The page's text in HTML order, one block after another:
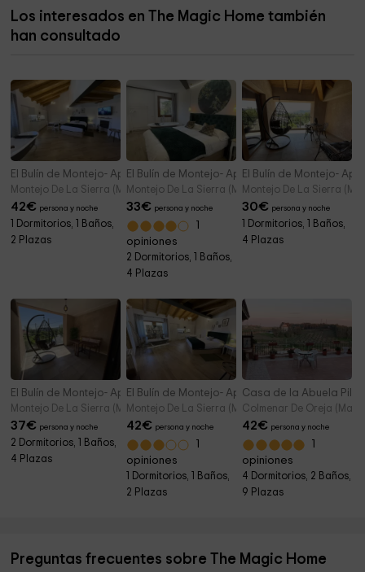
Ayuntamiento de El Boalo
Los interesados en The Magic Home también
han consultado
El Bulín de Montejo- Apartamento Biosfera
Montejo De La Sierra (Madrid)
42€ persona y noche
1 Dormitorios, 1 Baños,
2 Plazas
El Bulín de Montejo- Apartamento Hayedo
Montejo De La Sierra (Madrid)
33€ persona y noche
opiniones
2 Dormitorios, 1 Baños,
4 Plazas
El Bulín de Montejo-
Montejo De La Sierra
30€ persona y noche
1 Dormitorios, 1 Baños,
4 Plazas
El Bulín de Montejo- Apartamento Montejo
Montejo De La Sierra (Madrid)
37€ persona y noche
2 Dormitorios, 1 Baños,
4 Plazas
El Bulín de Montejo- Apartamento Vistas
Montejo De La Sierra (Madrid)
42€ persona y noche
opiniones
1 Dormitorios, 1 Baños,
2 Plazas
Casa de la Abuela Pili
Colmenar De Oreja
42€ persona y noche
opiniones
4 Dormitorios, 2 Baños,
9 Plazas
Preguntas frecuentes sobre The Magic Home